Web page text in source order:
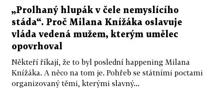
„Prolhaný hlupák v čele nemyslícího
stáda“. Proč Milana Knížáka oslavuje
vláda vedená mužem, kterým umělec
opovrhoval
Někteří říkají, že to byl poslední happening Milana
Knížáka. A něco na tom je. Pohřeb se státními poctami
organizovaný těmi, kterými slavný...